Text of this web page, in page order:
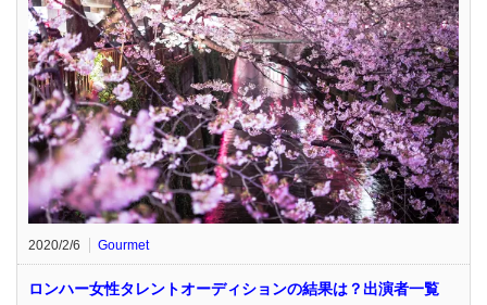
2020/2/6 Gourmet
ロンハー女性タレントオーディションの結果は？出演者一覧